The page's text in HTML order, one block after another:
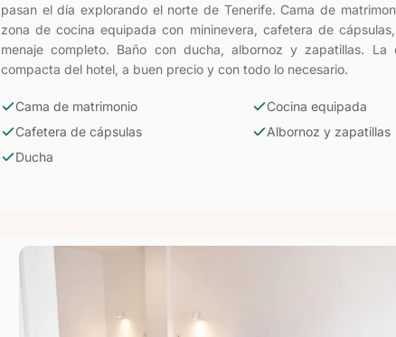
pasan el día explorando el norte de Tenerife. Cama de
zona de cocina equipada con mininevera, cafetera de
menaje completo. Baño con ducha, albornoz y zapatillas. La
compacta del hotel, a buen precio y con todo lo necesario.
Cama de matrimonio
Cocina equipada
Cafetera de cápsulas
Albornoz y zapatillas
Ducha